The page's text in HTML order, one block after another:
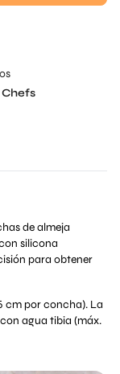
de almeja
silicona
para obtener
cm por concha). La
agua tibia (máx.